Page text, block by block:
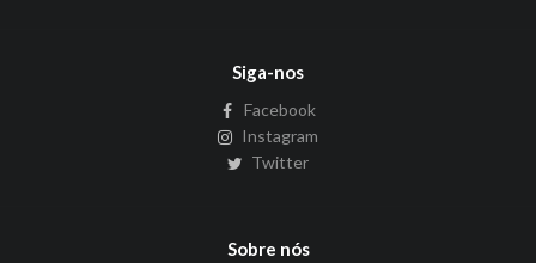
Siga-nos
Facebook
Instagram
Twitter
Sobre nós